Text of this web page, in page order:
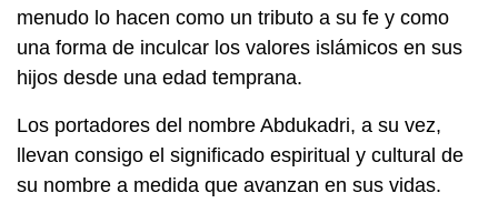
menudo lo hacen como un tributo a su fe y como
una forma de inculcar los valores islámicos en sus
hijos desde una edad temprana.
Los portadores del nombre Abdukadri, a su vez,
llevan consigo el significado espiritual y cultural de
su nombre a medida que avanzan en sus vidas.